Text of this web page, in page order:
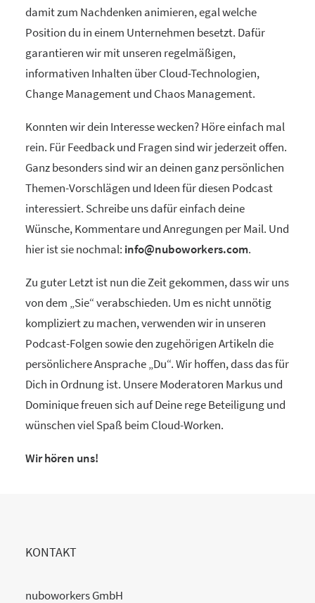
damit zum Nachdenken animieren, egal welche
Position du in einem Unternehmen besetzt. Dafür
garantieren wir mit unseren regelmäßigen,
informativen Inhalten über Cloud-Technologien,
Change Management und Chaos Management.
Konnten wir dein Interesse wecken? Höre einfach mal
rein. Für Feedback und Fragen sind wir jederzeit offen.
Ganz besonders sind wir an deinen ganz persönlichen
Themen-Vorschlägen und Ideen für diesen Podcast
interessiert. Schreibe uns dafür einfach deine
Wünsche, Kommentare und Anregungen per Mail. Und
hier ist sie nochmal: info@nuboworkers.com.
Zu guter Letzt ist nun die Zeit gekommen, dass wir uns
von dem „Sie“ verabschieden. Um es nicht unnötig
kompliziert zu machen, verwenden wir in unseren
Podcast-Folgen sowie den zugehörigen Artikeln die
persönlichere Ansprache „Du“. Wir hoffen, dass das für
Dich in Ordnung ist. Unsere Moderatoren Markus und
Dominique freuen sich auf Deine rege Beteiligung und
wünschen viel Spaß beim Cloud-Worken.
Wir hören uns!
KONTAKT
nuboworkers GmbH